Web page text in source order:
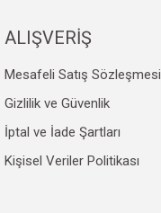
ALIŞVERİŞ
Mesafeli Satış Sözleşmesi
Gizlilik ve Güvenlik
İptal ve İade Şartları
Kişisel Veriler Politikası